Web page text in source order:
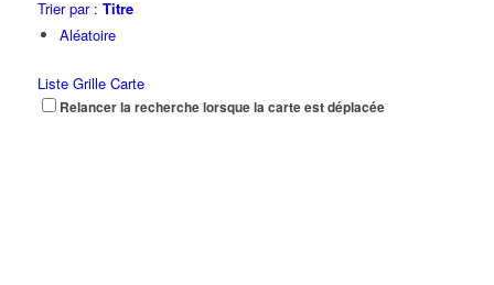
Trier par : Titre
Aléatoire
Liste Grille Carte
Relancer la recherche lorsque la carte est déplacée